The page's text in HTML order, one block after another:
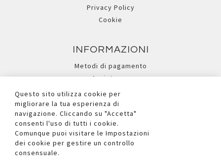
Privacy Policy
Cookie
INFORMAZIONI
Metodi di pagamento
Assistenza
Ricerca avanzata
I NOSTRI SOCIAL
Questo sito utilizza cookie per
migliorare la tua esperienza di
navigazione. Cliccando su "Accetta"
consenti l'uso di tutti i cookie.
Comunque puoi visitare le Impostazioni
dei cookie per gestire un controllo
consensuale.